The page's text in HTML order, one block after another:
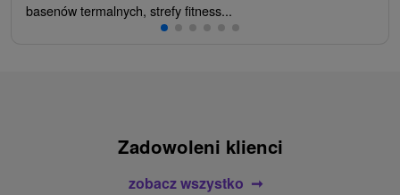
basenów termalnych, strefy fitness...
Zadowoleni klienci
zobacz wszystko